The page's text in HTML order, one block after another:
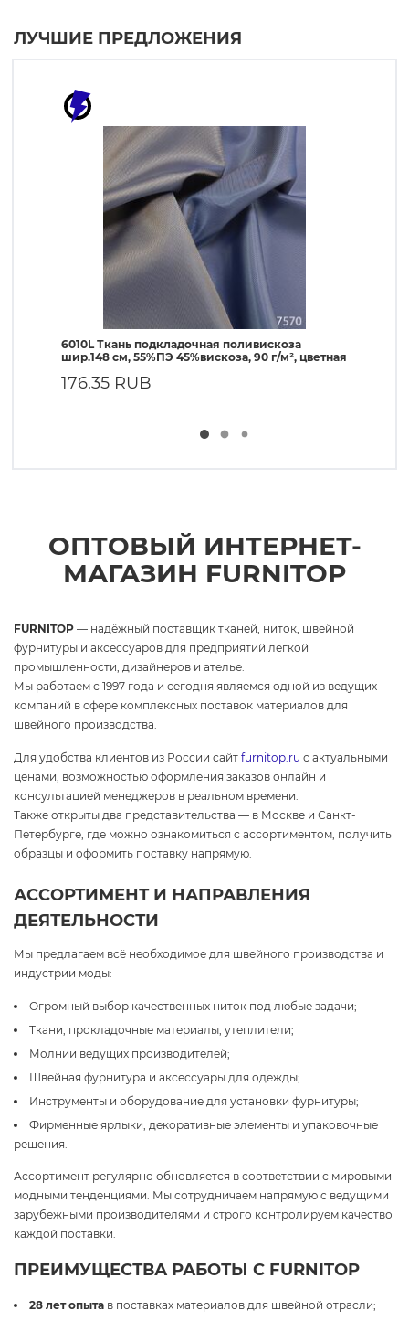
ЛУЧШИЕ ПРЕДЛОЖЕНИЯ
6010L Ткань подкладочная поливискоза
шир.148 см, 55%ПЭ 45%вискоза, 90 г/м², цветная
176.35 RUB
ОПТОВЫЙ ИНТЕРНЕТ-
МАГАЗИН FURNITOP
FURNITOP — надёжный поставщик тканей, ниток, швейной
фурнитуры и аксессуаров для предприятий легкой
промышленности, дизайнеров и ателье.
Мы работаем с 1997 года и сегодня являемся одной из ведущих
компаний в сфере комплексных поставок материалов для
швейного производства.
Для удобства клиентов из России сайт furnitop.ru с актуальными
ценами, возможностью оформления заказов онлайн и
консультацией менеджеров в реальном времени.
Также открыты два представительства — в Москве и Санкт-
Петербурге, где можно ознакомиться с ассортиментом, получить
образцы и оформить поставку напрямую.
АССОРТИМЕНТ И НАПРАВЛЕНИЯ
ДЕЯТЕЛЬНОСТИ
Мы предлагаем всё необходимое для швейного производства и
индустрии моды:
Огромный выбор качественных ниток под любые задачи;
Ткани, прокладочные материалы, утеплители;
Молнии ведущих производителей;
Швейная фурнитура и аксессуары для одежды;
Инструменты и оборудование для установки фурнитуры;
Фирменные ярлыки, декоративные элементы и упаковочные
решения.
Ассортимент регулярно обновляется в соответствии с мировыми
модными тенденциями. Мы сотрудничаем напрямую с ведущими
зарубежными производителями и строго контролируем качество
каждой поставки.
ПРЕИМУЩЕСТВА РАБОТЫ С FURNITOP
28 лет опыта в поставках материалов для швейной отрасли;